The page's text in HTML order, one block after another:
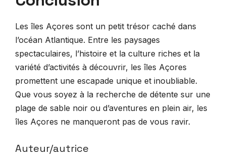
Les îles Açores sont un petit trésor caché dans
l’océan Atlantique. Entre les paysages
spectaculaires, l’histoire et la culture riches et la
variété d’activités à découvrir, les îles Açores
promettent une escapade unique et inoubliable.
Que vous soyez à la recherche de détente sur une
plage de sable noir ou d’aventures en plein air, les
îles Açores ne manqueront pas de vous ravir.
Auteur/autrice